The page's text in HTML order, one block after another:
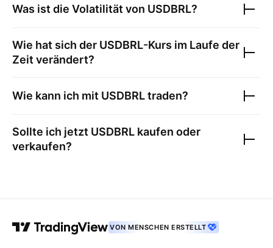
Was ist die Volatilität von USDBRL?
Wie hat sich der USDBRL-Kurs im Laufe der
Zeit verändert?
Wie kann ich mit USDBRLtraden?
Sollte ich jetzt USDBRL kaufen oder
verkaufen?
VON MENSCHEN ERSTELLT